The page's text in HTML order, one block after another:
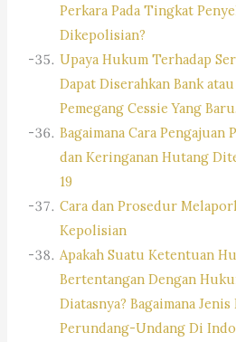
Perkara Pada Tingkat
Dikepolisian?
Upaya Hukum Terhadap
Dapat Diserahkan Bank
Pemegang Cessie Yang Baru.
Bagaimana Cara Pengajuan
dan Keringanan Hutang
19
Cara dan Prosedur
Kepolisian
Apakah Suatu Ketentuan
Bertentangan Dengan
Diatasnya? Bagaimana
Perundang-Undang Di